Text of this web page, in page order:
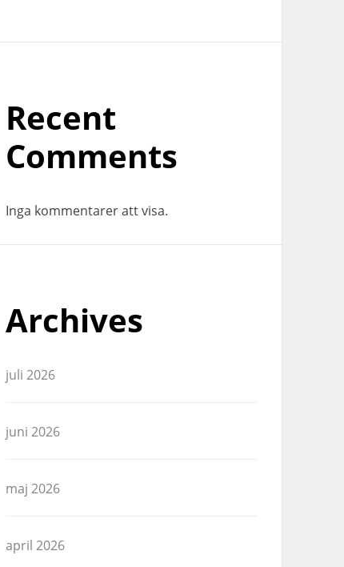
Recent
Comments
Inga kommentarer att visa.
Archives
juli 2026
juni 2026
maj 2026
april 2026